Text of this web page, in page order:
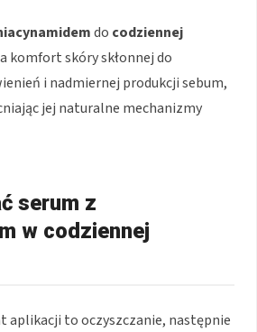
do codziennej
komfort skóry skłonnej do
i nadmiernej produkcji sebum,
jej naturalne mechanizmy
serum z
w codziennej
aplikacji to oczyszczanie, następnie